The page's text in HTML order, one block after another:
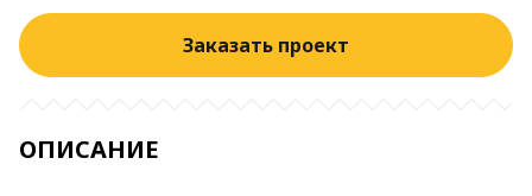
Заказать проект
ОПИСАНИЕ